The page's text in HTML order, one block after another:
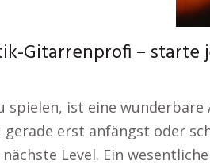
Gitarrenprofi – starte
spielen, ist eine
gerade erst anfängst oder
Level. Ein